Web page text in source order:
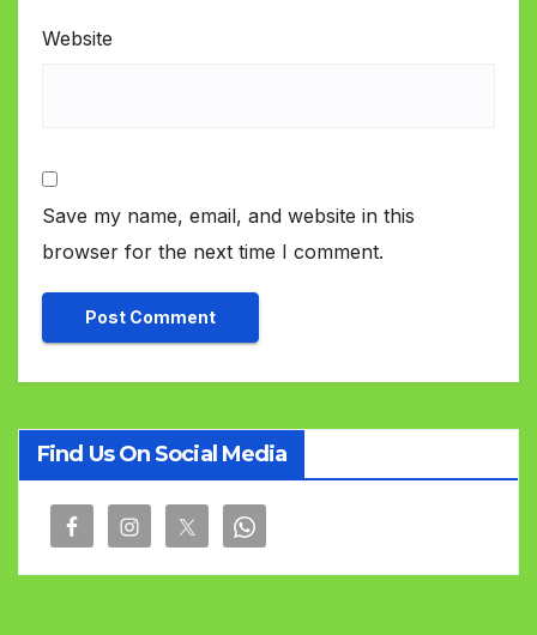
Website
Save my name, email, and website in this
browser for the next time I comment.
Find Us On Social Media